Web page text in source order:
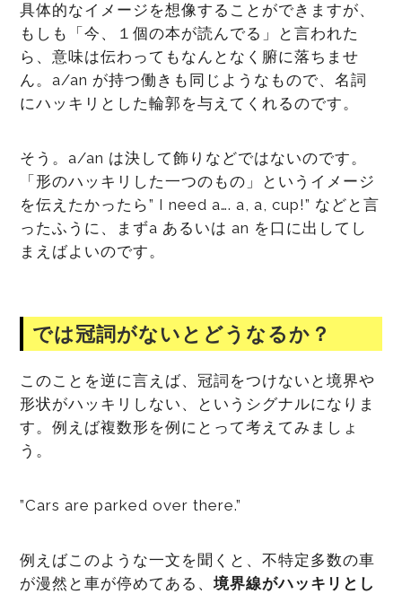
具体的なイメージを想像することができますが、
もしも「今、１個の本が読んでる」と言われた
ら、意味は伝わってもなんとなく腑に落ちませ
ん。a/an が持つ働きも同じようなもので、名詞
にハッキリとした輪郭を与えてくれるのです。
そう。a/an は決して飾りなどではないのです。
「形のハッキリした一つのもの」というイメージ
を伝えたかったら” I need a…. a, a, cup!” などと言
ったふうに、まずa あるいは an を口に出してし
まえばよいのです。
では冠詞がないとどうなるか？
このことを逆に言えば、冠詞をつけないと境界や
形状がハッキリしない、というシグナルになりま
す。例えば複数形を例にとって考えてみましょ
う。
”Cars are parked over there.”
例えばこのような一文を聞くと、不特定多数の車
が漫然と車が停めてある、境界線がハッキリとし